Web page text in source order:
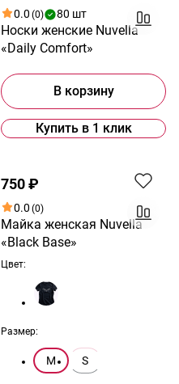
0.0 (0) 80 шт
Носки женские Nuvella
«Daily Comfort»
В корзину
Купить в 1 клик
750 ₽
0.0 (0)
Майка женская Nuvella
«Black Base»
Цвет:
Размер:
M S